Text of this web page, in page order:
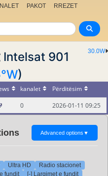
PAKOT
RREZET
30.0W
Intelsat 901
)
kanalet
Përditësim
0 2026-01-11 09:25
Advanced options ▼
Ultra HD
Radio stacionet
fundit [-] Largimet e fundit